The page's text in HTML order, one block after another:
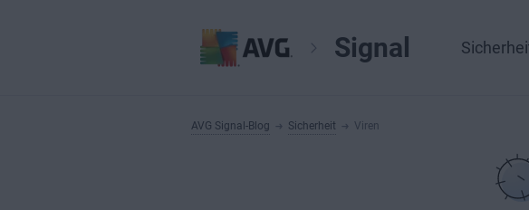
Signal
AVG Signal-Blog Sicherheit Viren